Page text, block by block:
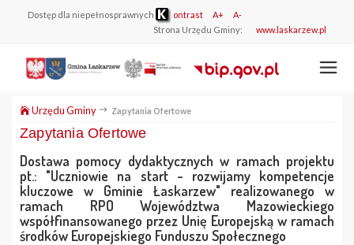
Dostęp dla niepełnosprawnych ontrast A+
A-
Strona Urzędu Gminy:
www.laskarzew.pl
Urzędu Gminy Zapytania Ofertowe
Zapytania Ofertowe
Dostawa pomocy dydaktycznych w ramach projektu
pt.: "Uczniowie na start - rozwijamy kompetencje
kluczowe w Gminie Łaskarzew" realizowanego w
ramach RPO Województwa Mazowieckiego
współfinansowanego przez Unię Europejską w ramach
środków Europejskiego Funduszu Społecznego